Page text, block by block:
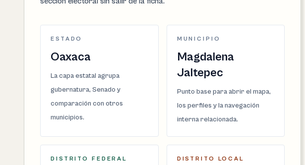
ESTADO
Oaxaca
La capa estatal agrupa
gubernatura, Senado y
comparación con otros
municipios.
MUNICIPIO
Magdalena
Jaltepec
Punto base para abrir el mapa,
los perfiles y la navegación
interna relacionada.
DISTRITO FEDERAL DISTRITO LOCAL